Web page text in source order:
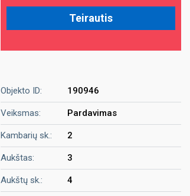
Objekto ID: 190946
Veiksmas: Pardavimas
Kambarių sk.: 2
Aukštas: 3
Aukštų sk.: 4